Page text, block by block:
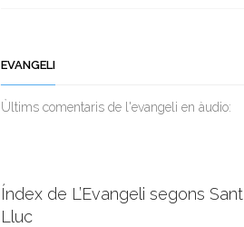
EVANGELI
Ùltims comentaris de l'evangeli en àudio:
Índex de L’Evangeli segons Sant
Lluc